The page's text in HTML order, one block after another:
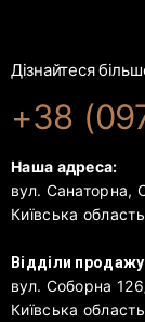
Дізнайтеся
+38
Наша адреса:
вул. Санаторна,
Київська
Відділи
вул. Соборна
Київська